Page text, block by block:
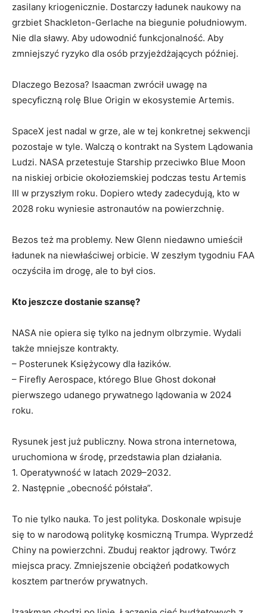
zasilany kriogenicznie. Dostarczy ładunek naukowy na
grzbiet Shackleton-Gerlache na biegunie południowym.
Nie dla sławy. Aby udowodnić funkcjonalność. Aby
zmniejszyć ryzyko dla osób przyjeżdżających później.
Dlaczego Bezosa? Isaacman zwrócił uwagę na
specyficzną rolę Blue Origin w ekosystemie Artemis.
SpaceX jest nadal w grze, ale w tej konkretnej sekwencji
pozostaje w tyle. Walczą o kontrakt na System Lądowania
Ludzi. NASA przetestuje Starship przeciwko Blue Moon
na niskiej orbicie okołoziemskiej podczas testu Artemis
III w przyszłym roku. Dopiero wtedy zadecydują, kto w
2028 roku wyniesie astronautów na powierzchnię.
Bezos też ma problemy. New Glenn niedawno umieścił
ładunek na niewłaściwej orbicie. W zeszłym tygodniu FAA
oczyściła im drogę, ale to był cios.
Kto jeszcze dostanie szansę?
NASA nie opiera się tylko na jednym olbrzymie. Wydali
także mniejsze kontrakty.
– Posterunek Księżycowy dla łazików.
– Firefly Aerospace, którego Blue Ghost dokonał
pierwszego udanego prywatnego lądowania w 2024
roku.
Rysunek jest już publiczny. Nowa strona internetowa,
uruchomiona w środę, przedstawia plan działania.
1. Operatywność w latach 2029–2032.
2. Następnie „obecność półstała”.
To nie tylko nauka. To jest polityka. Doskonale wpisuje
się to w narodową politykę kosmiczną Trumpa. Wyprzedź
Chiny na powierzchni. Zbuduj reaktor jądrowy. Twórz
miejsca pracy. Zmniejszenie obciążeń podatkowych
kosztem partnerów prywatnych.